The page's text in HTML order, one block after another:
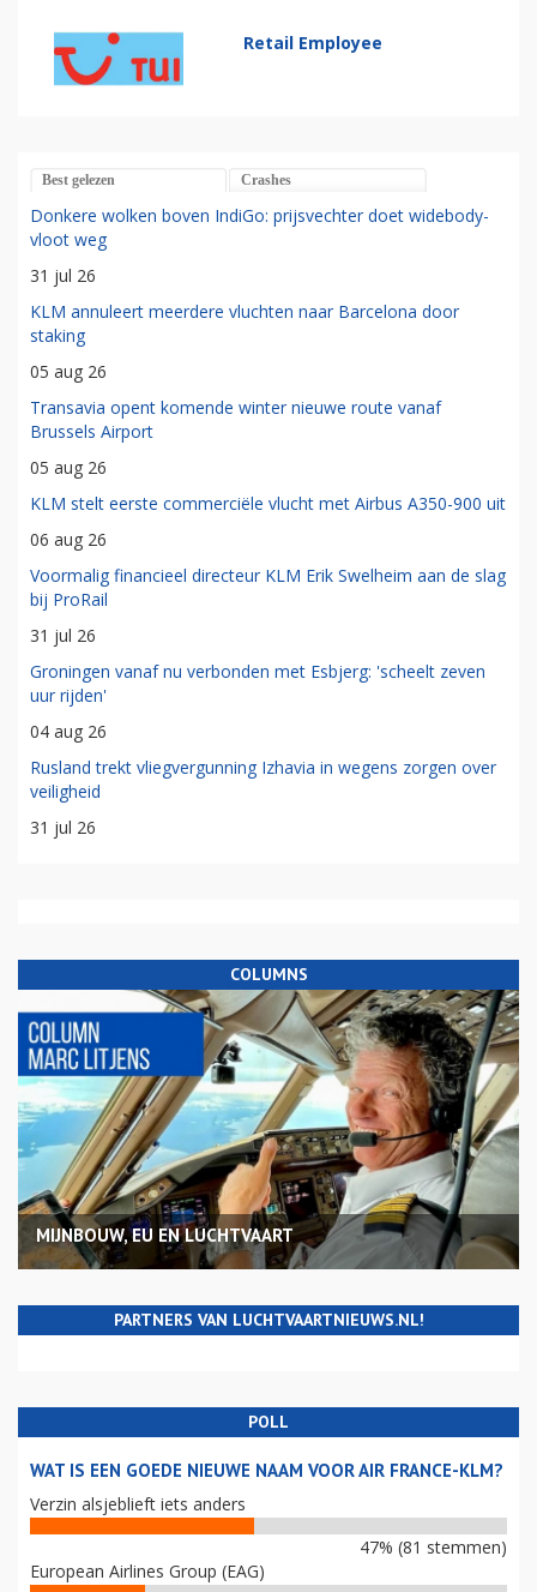
Retail Employee
Best gelezen Crashes
Donkere wolken boven IndiGo: prijsvechter doet widebody-
vloot weg
31 jul 26
KLM annuleert meerdere vluchten naar Barcelona door
staking
05 aug 26
Transavia opent komende winter nieuwe route vanaf
Brussels Airport
05 aug 26
KLM stelt eerste commerciële vlucht met Airbus A350-900 uit
06 aug 26
Voormalig financieel directeur KLM Erik Swelheim aan de slag
bij ProRail
31 jul 26
Groningen vanaf nu verbonden met Esbjerg: 'scheelt zeven
uur rijden'
04 aug 26
Rusland trekt vliegvergunning Izhavia in wegens zorgen over
veiligheid
31 jul 26
COLUMNS
MIJNBOUW, EU EN LUCHTVAART
PARTNERS VAN LUCHTVAARTNIEUWS.NL!
POLL
WAT IS EEN GOEDE NIEUWE NAAM VOOR AIR FRANCE-KLM?
Verzin alsjeblieft iets anders
47% (81 stemmen)
European Airlines Group (EAG)